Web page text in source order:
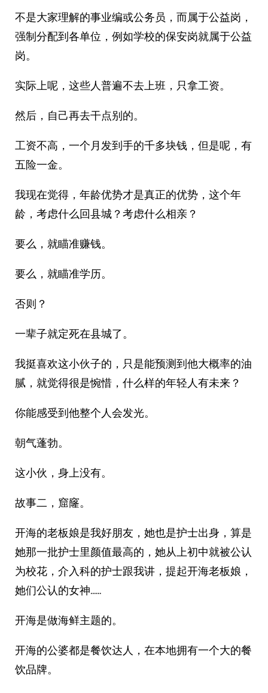
不是大家理解的事业编或公务员，而属于公益岗，
强制分配到各单位，例如学校的保安岗就属于公益
岗。
实际上呢，这些人普遍不去上班，只拿工资。
然后，自己再去干点别的。
工资不高，一个月发到手的千多块钱，但是呢，有
五险一金。
我现在觉得，年龄优势才是真正的优势，这个年
龄，考虑什么回县城？考虑什么相亲？
要么，就瞄准赚钱。
要么，就瞄准学历。
否则？
一辈子就定死在县城了。
我挺喜欢这小伙子的，只是能预测到他大概率的油
腻，就觉得很是惋惜，什么样的年轻人有未来？
你能感受到他整个人会发光。
朝气蓬勃。
这小伙，身上没有。
故事二，窟窿。
开海的老板娘是我好朋友，她也是护士出身，算是
她那一批护士里颜值最高的，她从上初中就被公认
为校花，介入科的护士跟我讲，提起开海老板娘，
她们公认的女神……
开海是做海鲜主题的。
开海的公婆都是餐饮达人，在本地拥有一个大的餐
饮品牌。